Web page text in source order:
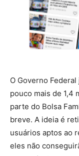
O Governo
pouco mais de 1,4
parte do Bolsa
breve. A ideia é
usuários aptos ao
eles não